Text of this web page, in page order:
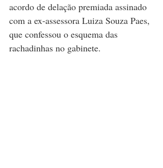
acordo de delação premiada assinado
com a ex-assessora Luiza Souza Paes,
que confessou o esquema das
rachadinhas no gabinete.